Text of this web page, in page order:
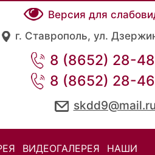
Версия для
г. Ставрополь, ул.
8 (8652) 28-
8 (8652) 28-
skdd9@mail.ru
ВИДЕОГАЛЕРЕЯ
НАШИ